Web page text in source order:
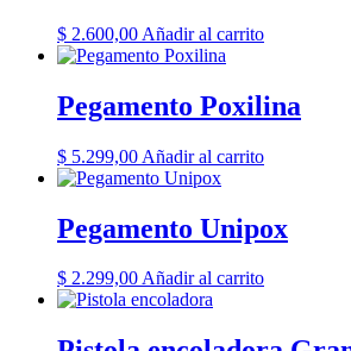
$ 2.600,00 Añadir al carrito
Pegamento Poxilina
$ 5.299,00 Añadir al carrito
Pegamento Unipox
$ 2.299,00Añadir al carrito